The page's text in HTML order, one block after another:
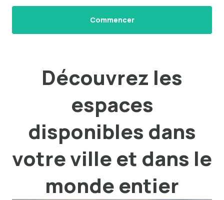
Commencer
Découvrez les
espaces
disponibles dans
votre ville et dans le
monde entier